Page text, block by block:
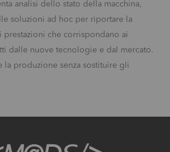
analisi dello stato della macchina,
soluzioni ad hoc per riportare la
prestazioni che corrispondano ai
dalle nuove tecnologie e dal mercato.
la produzione senza sostituire gli